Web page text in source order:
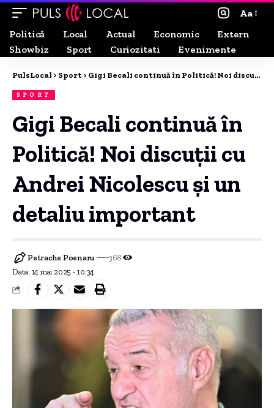
Aa
Politică
Local Actual Economic
Extern
Showbiz
Sport Curiozitati Evenimente
PulsLocal > Sport > Gigi Becali continuă în Politică! Noi discuții cu Andrei Nicolescu și un detaliu important
SPORT
Gigi Becali continuă în
Politică! Noi discuții cu
Andrei Nicolescu și un
detaliu important
Data: 14 mai 2025 - 10:34
Petrache Poenaru 368